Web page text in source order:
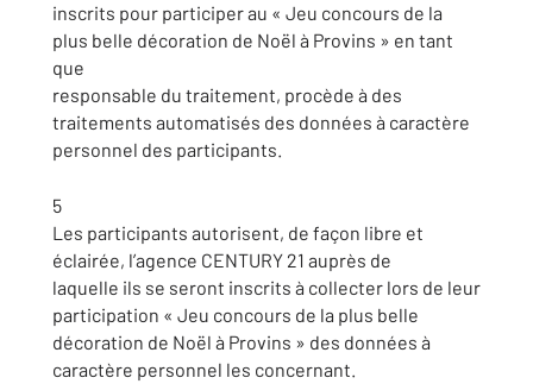
inscrits pour participer au « Jeu concours de la
plus belle décoration de Noël à Provins » en tant
que
responsable du traitement, procède à des
traitements automatisés des données à caractère
personnel des participants.
5
Les participants autorisent, de façon libre et
éclairée, l’agence CENTURY 21 auprès de
laquelle ils se seront inscrits à collecter lors de leur
participation « Jeu concours de la plus belle
décoration de Noël à Provins » des données à
caractère personnel les concernant.